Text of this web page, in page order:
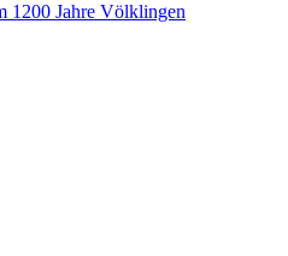
1200 Jahre Völklingen